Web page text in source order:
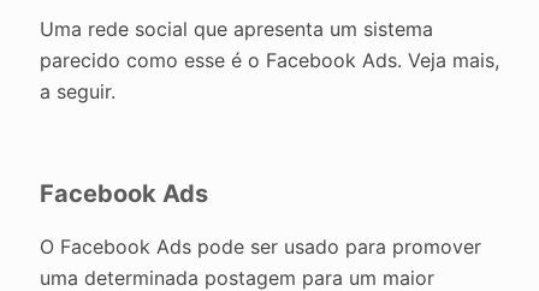
Uma rede social que apresenta um sistema
parecido como esse é o Facebook Ads. Veja mais,
a seguir.
Facebook Ads
O Facebook Ads pode ser usado para promover
uma determinada postagem para um maior